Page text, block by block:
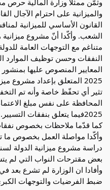
وثمّن ممثلا وزارة المالية حرص
القانون الأساسي للميزانية
متناغم مع التوجهات العامة
النفقات وحسن توظيف الموارد
تثير أي تحفّظ خاصة وأنه تم
المحافظة على نفس مبلغ
2025فيما يتعلق بنفقات التسيير.
كما قدّما ملاحظات بخصوص
وأكّدا مواصلة العمل بخصوص ما
وأفادا ان الوزارة لم تشرع بعد
ضبط الفرضيات والتوجهات الكبرى